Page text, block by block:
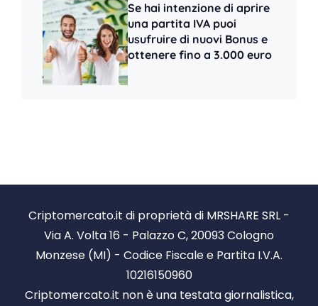
Se hai intenzione di aprire
una partita IVA puoi
usufruire di nuovi Bonus e
ottenere fino a 3.000 euro
Criptomercato.it di proprietà di MRSHARE SRL -
Via A. Volta 16 - Palazzo C, 20093 Cologno
Monzese (MI) - Codice Fiscale e Partita I.V.A.
10216150960
Criptomercato.it non è una testata giornalistica,